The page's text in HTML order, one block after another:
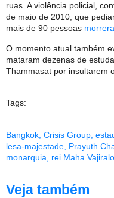
ruas. A violência policial,
de maio de 2010, que
mais de 90 pessoas
O momento atual também
mataram dezenas de
Thammasat por insultarem
Tags:
Bangkok Crisis Group
lesa-majestade Prayuth
monarquia
rei Maha
Veja também